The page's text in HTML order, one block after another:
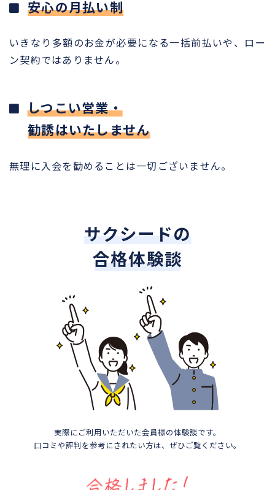
安心の月払い制
いきなり多額のお金が必要になる一括前払いや、ロー
ン契約ではありません。
しつこい営業・
勧誘はいたしません
無理に入会を勧めることは一切ございません。
サクシードの
合格体験談
実際にご利用いただいた会員様の体験談です。
口コミや評判を参考にされたい方は、ぜひご覧ください。